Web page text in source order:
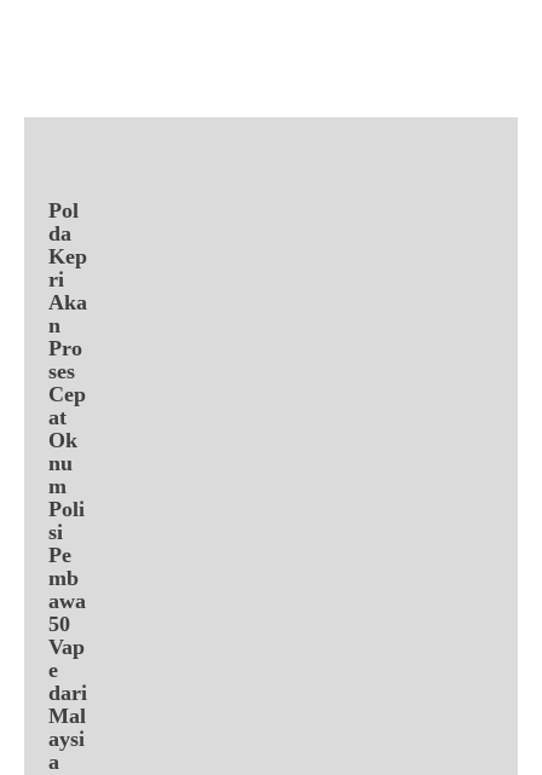
Pol
da
Kep
ri
Aka
n
Pro
ses
Cep
at
Ok
nu
m
Poli
si
Pe
mb
awa
50
Vap
e
dari
Mal
aysi
a